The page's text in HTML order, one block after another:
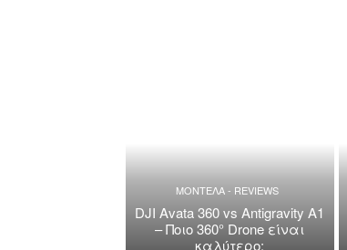
ΜΟΝΤΕΛΑ - REVIEWS
DJI Avata 360 vs Antigravity A1
– Ποιο 360° Drone είναι
καλύτερο;